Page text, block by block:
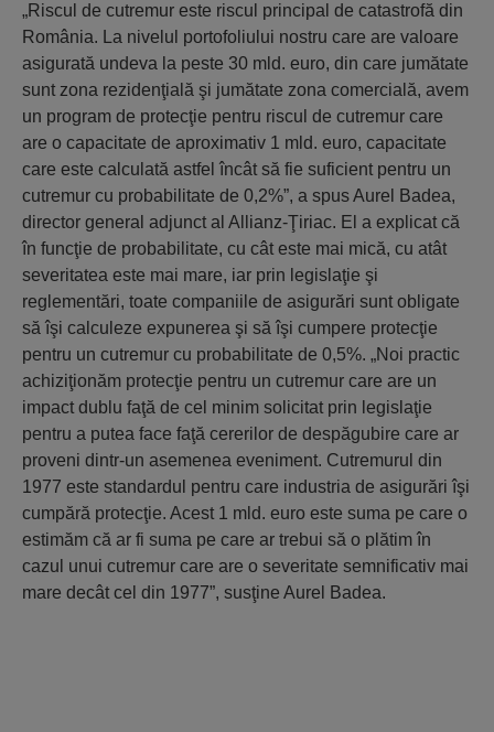
„Riscul de cutremur este riscul principal de catastrofă din
România. La nivelul portofoliului nostru care are valoare
asigurată undeva la peste 30 mld. euro, din care jumătate
sunt zona rezidenţială şi jumătate zona comercială, avem
un program de protecţie pentru riscul de cutremur care
are o capacitate de aproximativ 1 mld. euro, capacitate
care este calculată astfel încât să fie suficient pentru un
cutremur cu probabilitate de 0,2%”, a spus Aurel Badea,
director general adjunct al Allianz-Ţiriac. El a explicat că
în funcţie de probabilitate, cu cât este mai mică, cu atât
severitatea este mai mare, iar prin legislaţie şi
reglementări, toate companiile de asigurări sunt obligate
să îşi calculeze expunerea şi să îşi cumpere protecţie
pentru un cutremur cu probabilitate de 0,5%. „Noi practic
achiziţionăm protecţie pentru un cutremur care are un
impact dublu faţă de cel minim solicitat prin legislaţie
pentru a putea face faţă cererilor de despăgubire care ar
proveni dintr-un asemenea eveniment. Cutremurul din
1977 este standardul pentru care industria de asigurări îşi
cumpără protecţie. Acest 1 mld. euro este suma pe care o
estimăm că ar fi suma pe care ar trebui să o plătim în
cazul unui cutremur care are o severitate semnificativ mai
mare decât cel din 1977”, susţine Aurel Badea.